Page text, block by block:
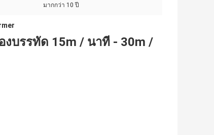
มากกว่า 10 ปี
บรรทัด 15m / นาที - 30m /